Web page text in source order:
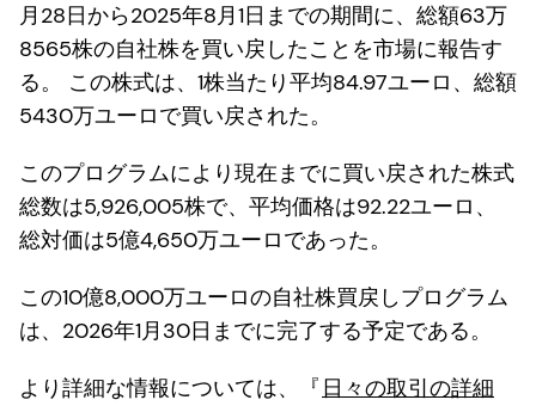
月28日から2025年8月1日までの期間に、総額63万
8565株の自社株を買い戻したことを市場に報告す
る。 この株式は、1株当たり平均84.97ユーロ、総額
5430万ユーロで買い戻された。
このプログラムにより現在までに買い戻された株式
総数は5,926,005株で、平均価格は92.22ユーロ、
総対価は5億4,650万ユーロであった。
この10億8,000万ユーロの自社株買戻しプログラム
は、2026年1月30日までに完了する予定である。
より詳細な情報については、『 日々の取引の詳細